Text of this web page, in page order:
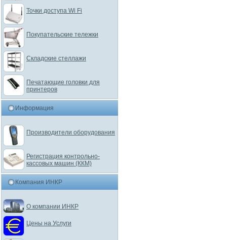
Точки доступа Wi Fi
Покупательские тележки
Складские стеллажи
Печатающие головки для
принтеров
Информация
Производители оборудования
Регистрация контрольно-
кассовых машин (ККМ)
Компания ИНКР
О компании ИНКР
Цены на Услуги